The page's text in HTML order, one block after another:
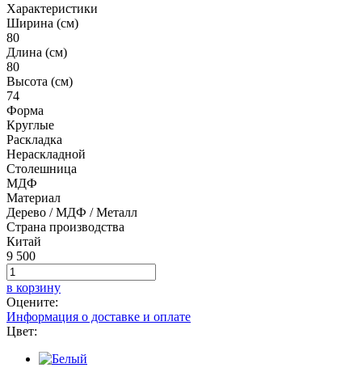
Характеристики
Ширина (см)
80
Длина (см)
80
Высота (см)
74
Форма
Круглые
Раскладка
Нераскладной
Столешница
МДФ
Материал
Дерево / МДФ / Металл
Страна производства
Китай
9 500
в корзину
Оцените:
Информация о доставке и оплате
Цвет: